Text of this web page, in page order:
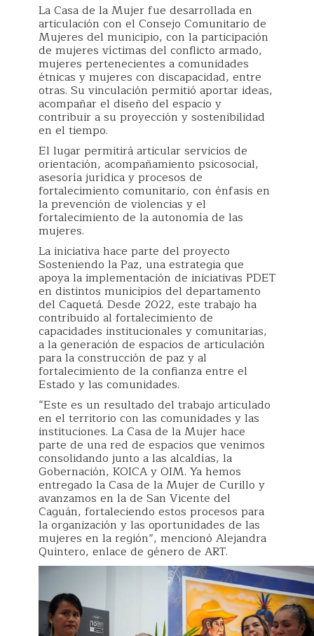
La Casa de la Mujer fue desarrollada en
articulación con el Consejo Comunitario de
Mujeres del municipio, con la participación
de mujeres víctimas del conflicto armado,
mujeres pertenecientes a comunidades
étnicas y mujeres con discapacidad, entre
otras. Su vinculación permitió aportar ideas,
acompañar el diseño del espacio y
contribuir a su proyección y sostenibilidad
en el tiempo.
El lugar permitirá articular servicios de
orientación, acompañamiento psicosocial,
asesoría jurídica y procesos de
fortalecimiento comunitario, con énfasis en
la prevención de violencias y el
fortalecimiento de la autonomía de las
mujeres.
La iniciativa hace parte del proyecto
Sosteniendo la Paz, una estrategia que
apoya la implementación de iniciativas PDET
en distintos municipios del departamento
del Caquetá. Desde 2022, este trabajo ha
contribuido al fortalecimiento de
capacidades institucionales y comunitarias,
a la generación de espacios de articulación
para la construcción de paz y al
fortalecimiento de la confianza entre el
Estado y las comunidades.
“Este es un resultado del trabajo articulado
en el territorio con las comunidades y las
instituciones. La Casa de la Mujer hace
parte de una red de espacios que venimos
consolidando junto a las alcaldías, la
Gobernación, KOICA y OIM. Ya hemos
entregado la Casa de la Mujer de Curillo y
avanzamos en la de San Vicente del
Caguán, fortaleciendo estos procesos para
la organización y las oportunidades de las
mujeres en la región”, mencionó Alejandra
Quintero, enlace de género de ART.